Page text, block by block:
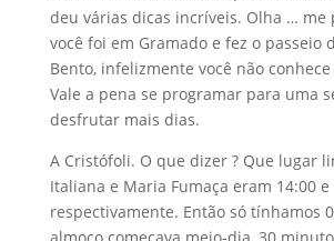
deu várias dicas incríveis. Olha … me
você foi em Gramado e fez o passeio
Bento, infelizmente você não conhece
Vale a pena se programar para uma
desfrutar mais dias.
A Cristófoli. O que dizer ? Que lugar
Italiana e Maria Fumaça eram 14:00 e
respectivamente. Então só tínhamos